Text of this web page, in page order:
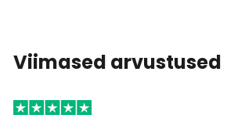
Viimased arvustused